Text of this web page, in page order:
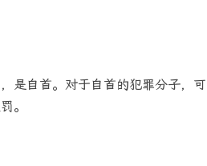
是自首。对于自首的犯罪分子，可
。